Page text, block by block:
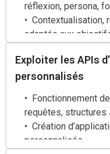
réflexion, persona,
Contextualisation,
adaptée aux
homogènes,
Exploiter les APIs
personnalisés
Fonctionnement
requêtes, structures
Création
personnalisés